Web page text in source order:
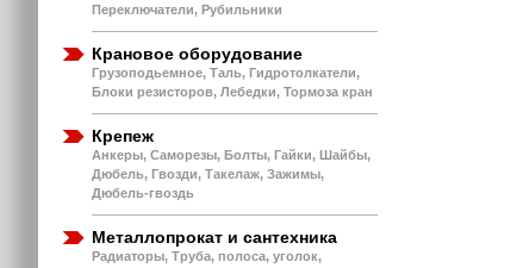
Переключатели, Рубильники
Крановое оборудование
Грузоподьемное, Таль, Гидротолкатели,
Блоки резисторов, Лебедки, Тормоза кран
Крепеж
Анкеры, Саморезы, Болты, Гайки, Шайбы,
Дюбель, Гвозди, Такелаж, Зажимы,
Дюбель-гвоздь
Металлопрокат и сантехника
Радиаторы, Труба, полоса, уголок,